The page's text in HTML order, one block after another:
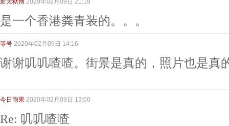
新天狱博 2020年02月09日 21:18
是一个香港粪青装的。。。
等号 2020年02月09日 14:16
谢谢叽叽喳喳。街景是真的，照片也是真
今日雨果 2020年02月09日 13:00
Re: 叽叽喳喳